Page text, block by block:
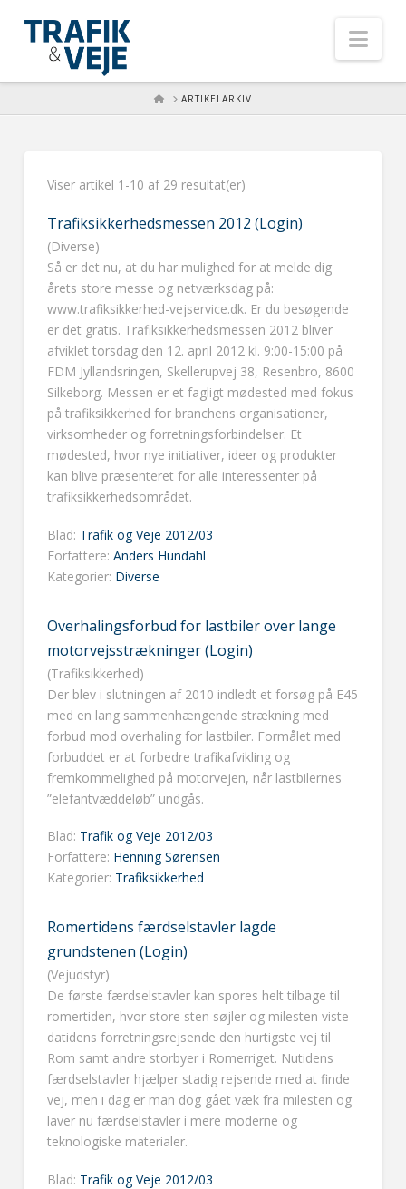
HOMEARTIKELARKIV
Viser artikel 1-10 af 29 resultat(er)
Trafiksikkerhedsmessen 2012 (Login)
(Diverse)
Så er det nu, at du har mulighed for at melde dig
årets store messe og netværksdag på:
www.trafiksikkerhed-vejservice.dk. Er du besøgende
er det gratis. Trafiksikkerhedsmessen 2012 bliver
afviklet torsdag den 12. april 2012 kl. 9:00-15:00 på
FDM Jyllandsringen, Skellerupvej 38, Resenbro, 8600
Silkeborg. Messen er et fagligt mødested med fokus
på trafiksikkerhed for branchens organisationer,
virksomheder og forretningsforbindelser. Et
mødested, hvor nye initiativer, ideer og produkter
kan blive præsenteret for alle interessenter på
trafiksikkerhedsområdet.
Blad: Trafik og Veje 2012/03
Forfattere: Anders Hundahl
Kategorier: Diverse
Overhalingsforbud for lastbiler over lange
motorvejsstrækninger (Login)
(Trafiksikkerhed)
Der blev i slutningen af 2010 indledt et forsøg på E45
med en lang sammenhængende strækning med
forbud mod overhaling for lastbiler. Formålet med
forbuddet er at forbedre trafikafvikling og
fremkommelighed på motorvejen, når lastbilernes
”elefantvæddeløb” undgås.
Blad: Trafik og Veje 2012/03
Forfattere: Henning Sørensen
Kategorier: Trafiksikkerhed
Romertidens færdselstavler lagde
grundstenen (Login)
(Vejudstyr)
De første færdselstavler kan spores helt tilbage til
romertiden, hvor store sten søjler og milesten viste
datidens forretningsrejsende den hurtigste vej til
Rom samt andre storbyer i Romerriget. Nutidens
færdselstavler hjælper stadig rejsende med at finde
vej, men i dag er man dog gået væk fra milesten og
laver nu færdselstavler i mere moderne og
teknologiske materialer.
Blad: Trafik og Veje 2012/03